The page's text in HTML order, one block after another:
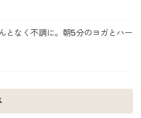
となく不調に。朝5分のヨガとハー